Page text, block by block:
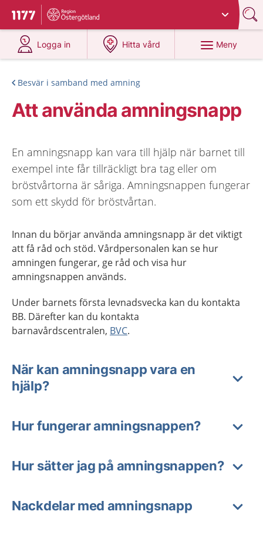
Till startsidan för 1177
Du har valt region
Logga in
på 1177.se
Hitta vård
på 1177.se
Meny
Besvär i samband med amning
Att använda amningsnapp
En amningsnapp kan vara till hjälp när barnet till
exempel inte får tillräckligt bra tag eller om
bröstvårtorna är såriga. Amningsnappen fungerar
som ett skydd för bröstvårtan.
Innan du börjar använda amningsnapp är det viktigt
att få råd och stöd. Vårdpersonalen kan se hur
amningen fungerar, ge råd och visa hur
amningsnappen används.
Under barnets första levnadsvecka kan du kontakta
BB. Därefter kan du kontakta
barnavårdscentralen, BVC.
När kan amningsnapp vara en
hjälp?
Hur fungerar amningsnappen?
Hur sätter jag på amningsnappen?
Nackdelar med amningsnapp